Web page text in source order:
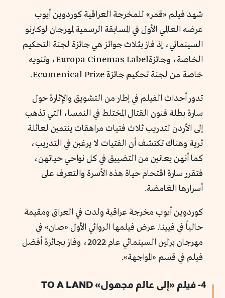
شهد فيلم «قمر» للمخرجة العراقية كوردوين أيوب
عرضه العالمي الأول في المسابقة الرسمية لمهرجان لوكارنو
السينمائي، إذ فاز بثلاث جوائز هي جائزة لجنة التحكيم
الخاصة، وجائزةEuropa Cinemas Label، وتنويه
خاصة من لجنة تحكيم جائزة Ecumenical Prize.
تدور أحداث الفيلم في إطار من التشويق والإثارة حول
سارة بطلة فنون القتال المختلط في النمسا، التي تذهب
إلى الأردن لتدريب ثلاث فتيات مراهقات ينتمين لعائلة
ثرية وهناك تكتشف أن الفتيات لا يرغبن في التدريب،
كما أنهن يعانين من التضييق في كل نواحي حياتهن،
فتقرر سارة اقتحام حياة هذه الأسرة والتعرف على
أسرارها الغامضة.
كوردوين أيوب مخرجة عراقية ولدت في العراق ومقيمة
حالياً في فيينا. عرض فيلمها الروائي الأول «صان» في
مهرجان برلين السينمائي عام 2022، وفاز بجائزة أفضل
فيلم في قسم «المواجهة».
4- فيلم «إلى عالم مجهول» TO A LAND